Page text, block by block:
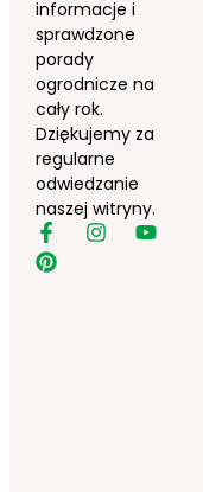
informacje i
sprawdzone
porady
ogrodnicze na
cały rok.
Dziękujemy za
regularne
odwiedzanie
naszej witryny.